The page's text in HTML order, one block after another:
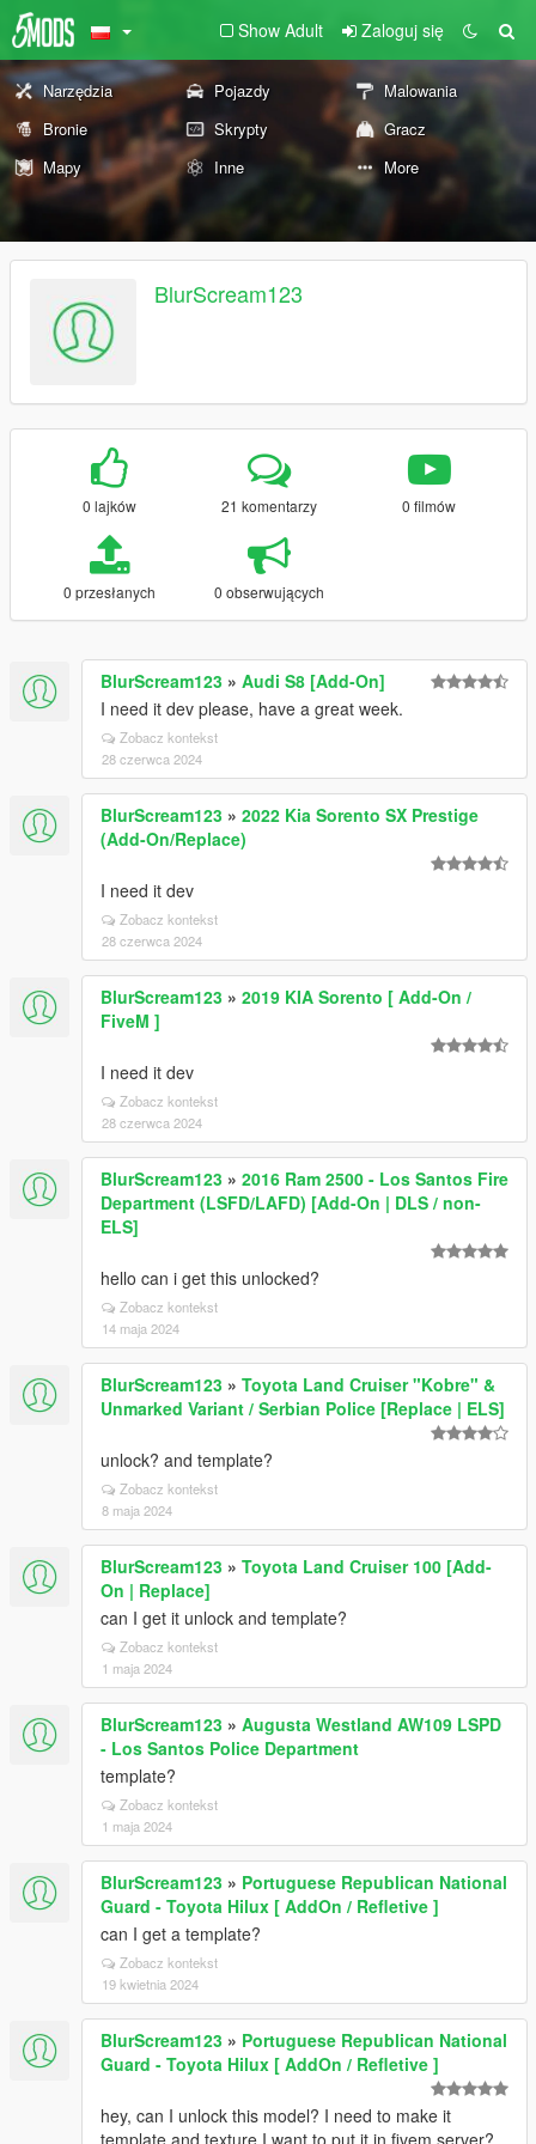
Show Adult Zaloguj się
Narzędzia Pojazdy
Malowania
Bronie
Skrypty
Gracz
Mapy
Inne More
BlurScream123
0 lajków 21 komentarzy 0 filmów
0 przesłanych 0 obserwujących
BlurScream123 » Audi S8 [Add-On]
I need it dev please, have a great week.
Zobacz kontekst
28 czerwca 2024
BlurScream123 » 2022 Kia Sorento SX Prestige
(Add-On/Replace)
I need it dev
Zobacz kontekst
28 czerwca 2024
BlurScream123 » 2019 KIA Sorento [ Add-On /
FiveM ]
I need it dev
Zobacz kontekst
28 czerwca 2024
BlurScream123 » 2016 Ram 2500 - Los Santos Fire
Department (LSFD/LAFD) [Add-On | DLS / non-
ELS]
hello can i get this unlocked?
Zobacz kontekst
14 maja 2024
BlurScream123 » Toyota Land Cruiser "Kobre" &
Unmarked Variant / Serbian Police [Replace | ELS]
unlock? and template?
Zobacz kontekst
8 maja 2024
BlurScream123 » Toyota Land Cruiser 100 [Add-
On | Replace]
can I get it unlock and template?
Zobacz kontekst
1 maja 2024
BlurScream123 » Augusta Westland AW109 LSPD
- Los Santos Police Department
template?
Zobacz kontekst
1 maja 2024
BlurScream123 » Portuguese Republican National
Guard - Toyota Hilux [ AddOn / Refletive ]
can I get a template?
Zobacz kontekst
19 kwietnia 2024
BlurScream123 » Portuguese Republican National
Guard - Toyota Hilux [ AddOn / Refletive ]
hey, can I unlock this model? I need to make it
template and texture I want to put it in fivem server?